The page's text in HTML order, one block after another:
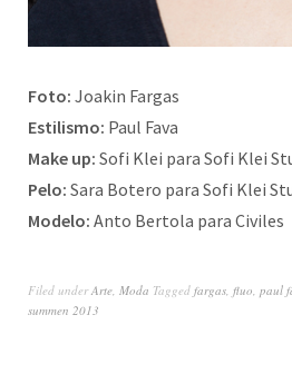
Foto: Joakin Fargas
Estilismo: Paul Fava
Make up: Sofi Klei para Sofi Klei
Pelo: Sara Botero para Sofi Klei
Modelo: Anto Bertola para Civiles
Filed underArte, Moda Tagged fargas, fluo, paul
summen 2013